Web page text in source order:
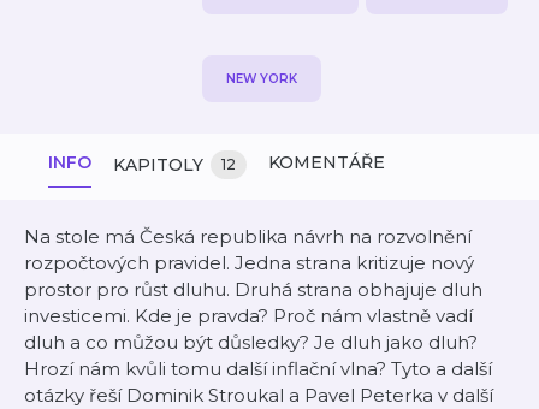
NEW YORK
INFO KAPITOLY 12 KOMENTÁŘE
Na stole má Česká republika návrh na rozvolnění
rozpočtových pravidel. Jedna strana kritizuje nový
prostor pro růst dluhu. Druhá strana obhajuje dluh
investicemi. Kde je pravda? Proč nám vlastně vadí
dluh a co můžou být důsledky? Je dluh jako dluh?
Hrozí nám kvůli tomu další inflační vlna? Tyto a další
otázky řeší Dominik Stroukal a Pavel Peterka v další